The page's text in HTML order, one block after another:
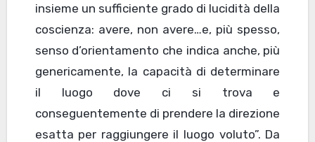
insieme un sufficiente grado di lucidità della
coscienza: avere, non avere…e, più spesso,
senso d’orientamento che indica anche, più
genericamente, la capacità di determinare
il luogo dove ci si trova e
conseguentemente di prendere la direzione
esatta per raggiungere il luogo voluto”. Da